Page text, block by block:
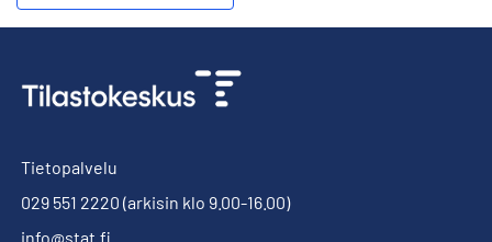
Tietopalvelu
029 551 2220 (arkisin klo 9.00-16.00)
info@stat.fi